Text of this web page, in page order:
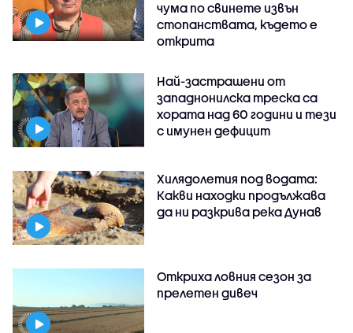
чума по свинете извън
стопанствата, където е
открита
Най-застрашени от
западнонилска треска са
хората над 60 години и тези
с имунен дефицит
Хилядолетия под водата:
Какви находки продължава
да ни разкрива река Дунав
Откриха ловния сезон за
прелетен дивеч